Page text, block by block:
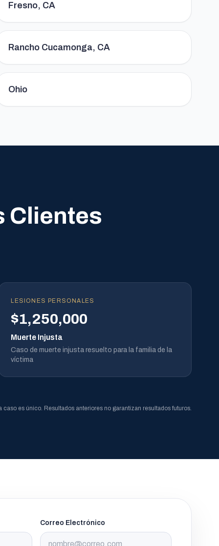
Fresno, CA
Rancho Cucamonga, CA
Ohio
Clientes
LESIONES PERSONALES
$1,250,000
Muerte Injusta
Caso de muerte injusta resuelto para la familia de la
víctima
caso es único. Resultados anteriores no garantizan resultados futuros.
Correo Electrónico